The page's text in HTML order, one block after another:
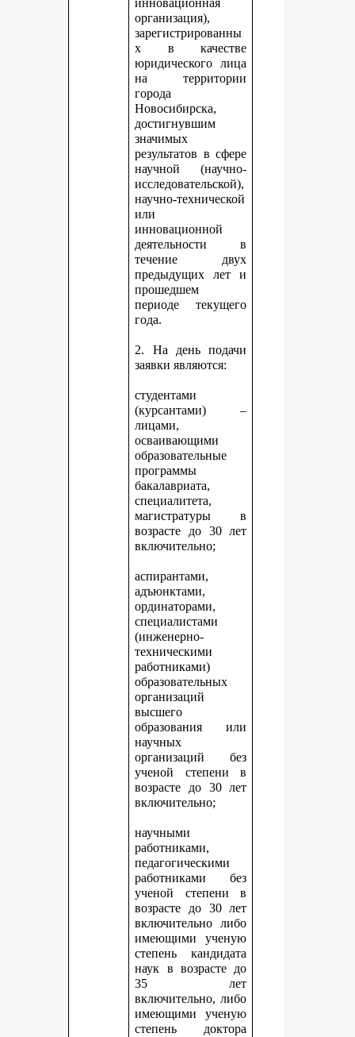
инновационная
организация),
зарегистрированны
х в качестве
юридического лица
на территории
города
Новосибирска,
достигнувшим
значимых
результатов в сфере
научной (научно-
исследовательской),
научно-технической
или
инновационной
деятельности в
течение двух
предыдущих лет и
прошедшем
периоде текущего
года.
2. На день подачи
заявки являются:
студентами
(курсантами) –
лицами,
осваивающими
образовательные
программы
бакалавриата,
специалитета,
магистратуры в
возрасте до 30 лет
включительно;
аспирантами,
адъюнктами,
ординаторами,
специалистами
(инженерно-
техническими
работниками)
образовательных
организаций
высшего
образования или
научных
организаций без
ученой степени в
возрасте до 30 лет
включительно;
научными
работниками,
педагогическими
работниками без
ученой степени в
возрасте до 30 лет
включительно либо
имеющими ученую
степень кандидата
наук в возрасте до
35 лет
включительно, либо
имеющими ученую
степень доктора